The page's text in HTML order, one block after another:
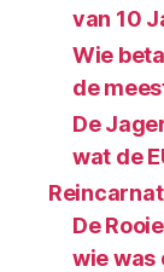
van 10
Wie
de
De
wat de
De
wie was